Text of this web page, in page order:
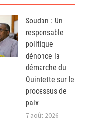
Soudan : Un
responsable
politique
dénonce la
démarche du
Quintette sur le
processus de
paix
7 août 2026